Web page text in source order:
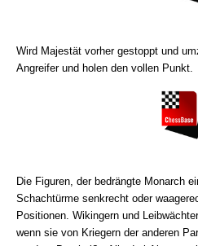
Wird Majestät vorher gestoppt und
Angreifer und holen den vollen Punkt.
Die Figuren, der bedrängte Monarch
Schachtürme senkrecht oder
Positionen. Wikingern und
wenn sie von Kriegern der anderen